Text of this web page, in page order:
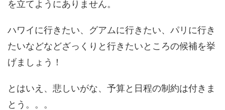
を立てようにありません。
ハワイに行きたい、グアムに行きたい、パリに行き
たいなどなどざっくりと行きたいところの候補を挙
げましょう！
とはいえ、悲しいがな、予算と日程の制約は付きま
とう。。。